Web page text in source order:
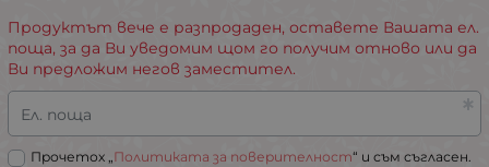
Продуктът вече е разпродаден, оставете Вашата ел.
поща, за да Ви уведомим щом го получим отново или да
Ви предложим негов заместител.
Ел. поща
Прочетох „Политиката за поверителност“ и съм съгласен.